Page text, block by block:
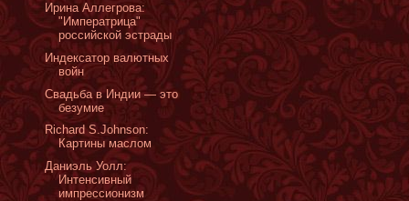
Ирина Аллегрова:
"Императрица"
российской эстрады
Индексатор валютных
войн
Свадьба в Индии — это
безумие
Richard S.Johnson:
Картины маслом
Даниэль Уолл:
Интенсивный
импрессионизм